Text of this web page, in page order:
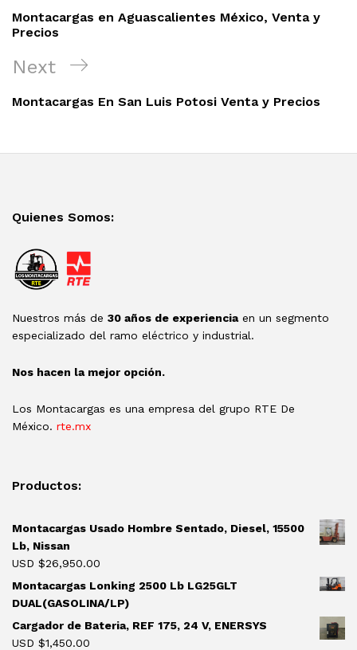
entradas
Post
Montacargas en Aguascalientes México, Venta y
Precios
Next
Post
Next
Montacargas En San Luis Potosi Venta y Precios
Quienes Somos:
Nuestros más de 30 años de experienciaen un segmento
especializado del ramo eléctrico y industrial.
Nos hacen la mejor opción.
Los Montacargas es una empresa del grupo RTE De
México. rte.mx
Productos:
Montacargas Usado Hombre Sentado, Diesel, 15500
Lb, Nissan
USD $26,950.00
Montacargas Lonking 2500 Lb LG25GLT
DUAL(GASOLINA/LP)
Cargador de Bateria, REF 175, 24 V, ENERSYS
USD $1,450.00